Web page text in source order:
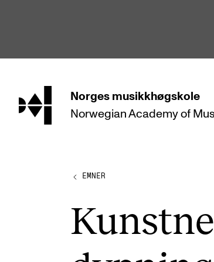
hjem Norges musikkhøgskole
Norwegian Academy of
STUDIER
Bachelor
Doktorgrad
EMNER